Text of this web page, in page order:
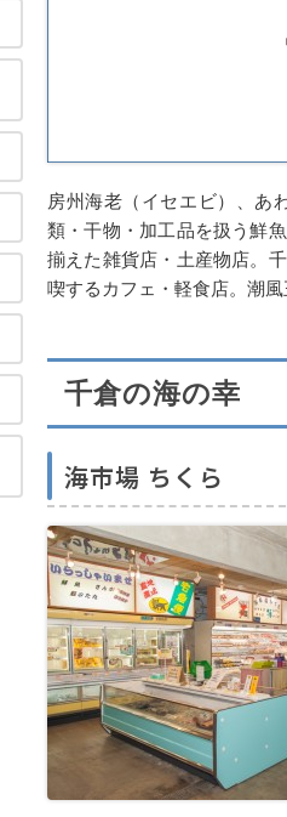
房州海老（イセエビ）、あ
類・干物・加工品を扱う鮮
揃えた雑貨店・土産物店。
喫するカフェ・軽食店。潮
千倉の海の幸
海市場 ちくら